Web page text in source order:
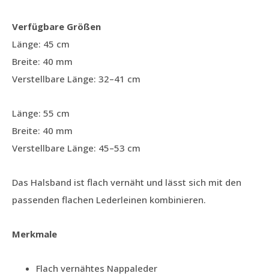
Verfügbare Größen
Länge: 45 cm
Breite: 40 mm
Verstellbare Länge: 32–41 cm
Länge: 55 cm
Breite: 40 mm
Verstellbare Länge: 45–53 cm
Das Halsband ist flach vernäht und lässt sich mit den
passenden flachen Lederleinen kombinieren.
Merkmale
Flach vernähtes Nappaleder